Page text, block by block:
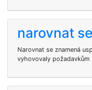
narovnat se
Narovnat se znamená
vyhovovaly požadavkům